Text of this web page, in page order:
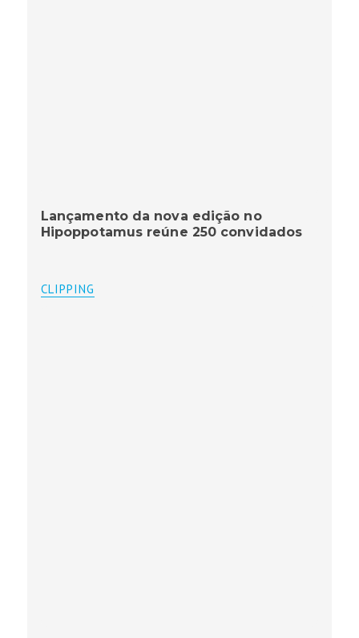
Lançamento da nova edição no
Hipoppotamus reúne 250 convidados
CLIPPING